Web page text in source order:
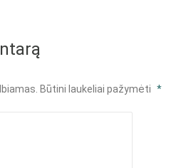
Būtini laukeliai pažymėti *